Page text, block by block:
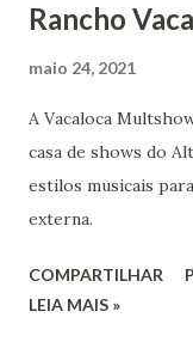
Rancho
maio 24, 2021
A Vacaloca
casa de shows do
estilos musicais
externa.
COMPARTILHAR
LEIA MAIS »